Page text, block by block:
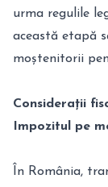
urma regulile
această etapă
moștenitorii
Considerații
Impozitul pe
În România,